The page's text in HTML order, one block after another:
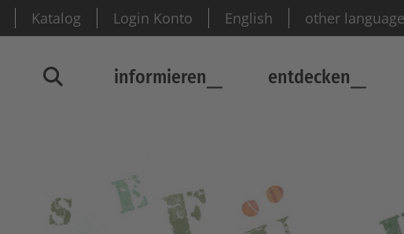
Katalog Login Konto English other
Suchfensterinformieren entdecken